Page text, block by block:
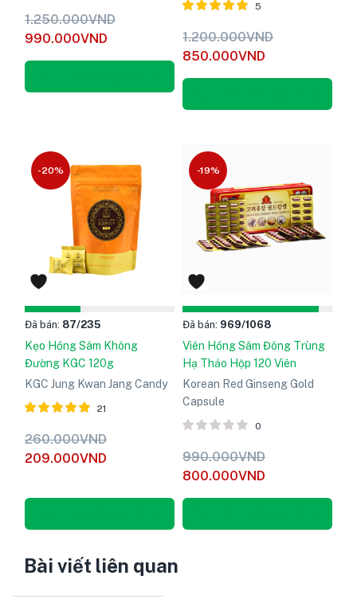
Được xếp
hạng
5.00
5
sao
1.250.000VND
990.000VND
Được xếp
hạng
5.00
5
sao
5
1.200.000VND
850.000VND
-20%
Đã bán: 87/235
Kẹo Hồng Sâm Không
Đường KGC 120g
KGC Jung Kwan Jang Candy
Được xếp
hạng
5.00
5
21
260.000VND
209.000VND
-19%
Đã bán: 969/1068
Viên Hồng Sâm Đông Trùng
Hạ Thảo Hộp 120 Viên
Korean Red Ginseng Gold
Capsule
0
990.000VND
800.000VND
Bài viết liên quan